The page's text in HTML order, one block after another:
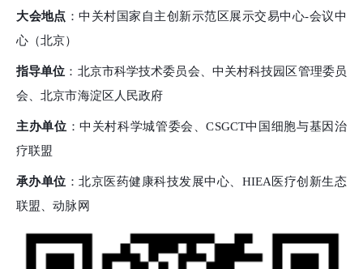
大会地点 ：中关村国家自主创新示范区展示交易中心-会议中
心（北京）
指导单位 ：北京市科学技术委员会、中关村科技园区管理委员
会、北京市海淀区人民政府
主办单位 ：中关村科学城管委会、CSGCT中国细胞与基因治
疗联盟
承办单位 ：北京医药健康科技发展中心、 HIEA医疗创新生态
联盟、动脉网